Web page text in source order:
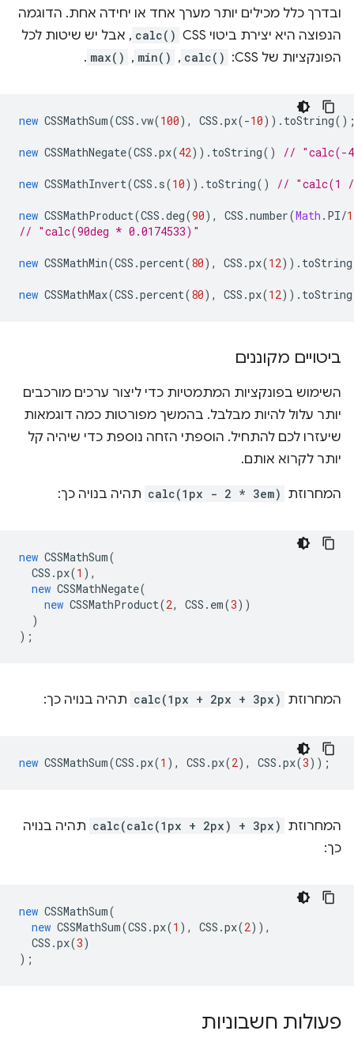
ובדרך כלל מכילים יותר מערך אחד או יחידה אחת. הדוגמה
הנפוצה היא יצירת ביטוי CSS
calc() , אבל יש שיטות לכל
הפונקציות של CSS:
calc()
,
min()
,
max()
.
new CSSMathSum(CSS .vw(100), CSS .px(-10)). toString
new CSSMathNegate(CSS .px(42)). toString() // "calc(-
new CSSMathInvert(CSS . s(10)). toString() // "calc(1
new CSSMathProduct(CSS .deg(90), CSS .number(Math . PI/
// "calc(90deg * 0.0174533)"
new CSSMathMin(CSS .percent(80), CSS .px(12)). toString
new CSSMathMax(CSS .percent(80), CSS .px(12)). toString
ביטויים מקוננים
השימוש בפונקציות המתמטיות כדי ליצור ערכים מורכבים
יותר עלול להיות מבלבל. בהמשך מפורטות כמה דוגמאות
שיעזרו לכם להתחיל. הוספתי הזחה נוספת כדי שיהיה קל
יותר לקרוא אותם.
המחרוזת calc(1px - 2 * 3em) תהיה בנויה כך:
new CSSMathSum(
CSS .px(1 ),
new CSSMathNegate(
new CSSMathProduct(2, CSS . em(3))
)
);
המחרוזת calc(1px + 2px + 3px) תהיה בנויה כך:
new CSSMathSum(CSS .px(1 ), CSS .px(2), CSS .px(3));
המחרוזת calc(calc(1px + 2px) + 3px) תהיה בנויה
כך:
new CSSMathSum(
new CSSMathSum(CSS .px(1 ), CSS .px(2)),
CSS .px(3)
);
פעולות חשבוניות